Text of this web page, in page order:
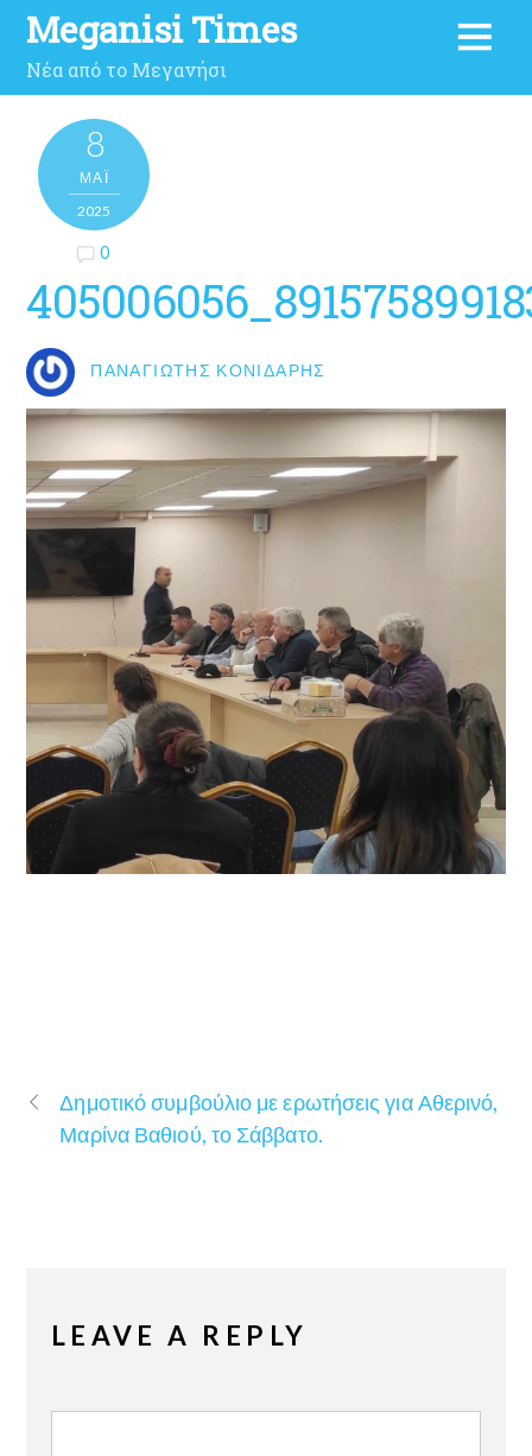
Meganisi Times
Νέα από το Μεγανήσι
8
ΜΑΪ́
2025
0
ΠΑΝΑΓΙΏΤΗΣ ΚΟΝΙΔΆΡΗΣ
Δημοτικό συμβούλιο με ερωτήσεις για Αθερινό,
Μαρίνα Βαθιού, το Σάββατο.
LEAVE A REPLY